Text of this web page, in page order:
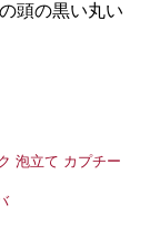
頭の黒い丸い